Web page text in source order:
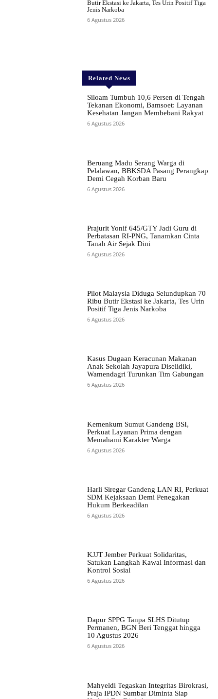
Butir Ekstasi ke Jakarta, Tes Urin Positif Tiga
Jenis Narkoba
6 Agustus 2026
Related News
Siloam Tumbuh 10,6 Persen di Tengah
Tekanan Ekonomi, Bamsoet: Layanan
Kesehatan Jangan Membebani Rakyat
6 Agustus 2026
Beruang Madu Serang Warga di
Pelalawan, BBKSDA Pasang Perangkap
Demi Cegah Korban Baru
6 Agustus 2026
Prajurit Yonif 645/GTY Jadi Guru di
Perbatasan RI-PNG, Tanamkan Cinta
Tanah Air Sejak Dini
6 Agustus 2026
Pilot Malaysia Diduga Selundupkan 70
Ribu Butir Ekstasi ke Jakarta, Tes Urin
Positif Tiga Jenis Narkoba
6 Agustus 2026
Kasus Dugaan Keracunan Makanan
Anak Sekolah Jayapura Diselidiki,
Wamendagri Turunkan Tim Gabungan
6 Agustus 2026
Kemenkum Sumut Gandeng BSI,
Perkuat Layanan Prima dengan
Memahami Karakter Warga
6 Agustus 2026
Harli Siregar Gandeng LAN RI, Perkuat
SDM Kejaksaan Demi Penegakan
Hukum Berkeadilan
6 Agustus 2026
KJJT Jember Perkuat Solidaritas,
Satukan Langkah Kawal Informasi dan
Kontrol Sosial
6 Agustus 2026
Dapur SPPG Tanpa SLHS Ditutup
Permanen, BGN Beri Tenggat hingga
10 Agustus 2026
6 Agustus 2026
Mahyeldi Tegaskan Integritas Birokrasi,
Praja IPDN Sumbar Diminta Siap